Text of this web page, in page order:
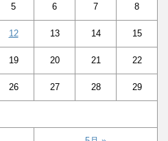
5 6 7 8
12 13 14 15
19 20 21 22
26 27 28 29